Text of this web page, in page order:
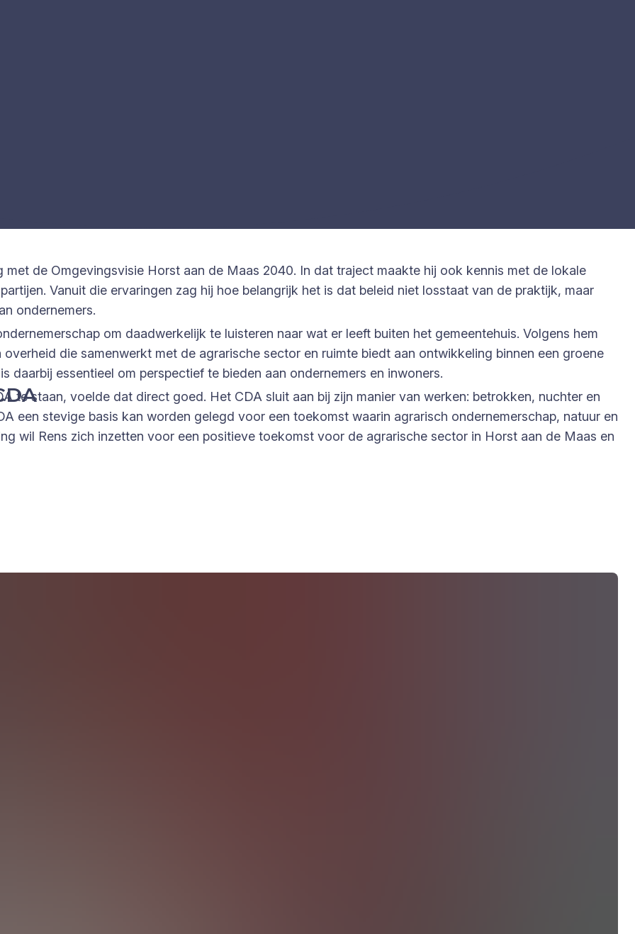
de Omgevingsvisie Horst aan de Maas 2040. In dat traject maakte hij ook kennis met de lokale
Vanuit die ervaringen zag hij hoe belangrijk het is dat beleid niet losstaat van de praktijk, maar
ondernemers.
om daadwerkelijk te luisteren naar wat er leeft buiten het gemeentehuis. Volgens hem
die samenwerkt met de agrarische sector en ruimte biedt aan ontwikkeling binnen een groene
daarbij essentieel om perspectief te bieden aan ondernemers en inwoners.
te staan, voelde dat direct goed. Het CDA sluit aan bij zijn manier van werken: betrokken, nuchter en
een stevige basis kan worden gelegd voor een toekomst waarin agrarisch ondernemerschap, natuur en
wil Rens zich inzetten voor een positieve toekomst voor de agrarische sector in Horst aan de Maas en